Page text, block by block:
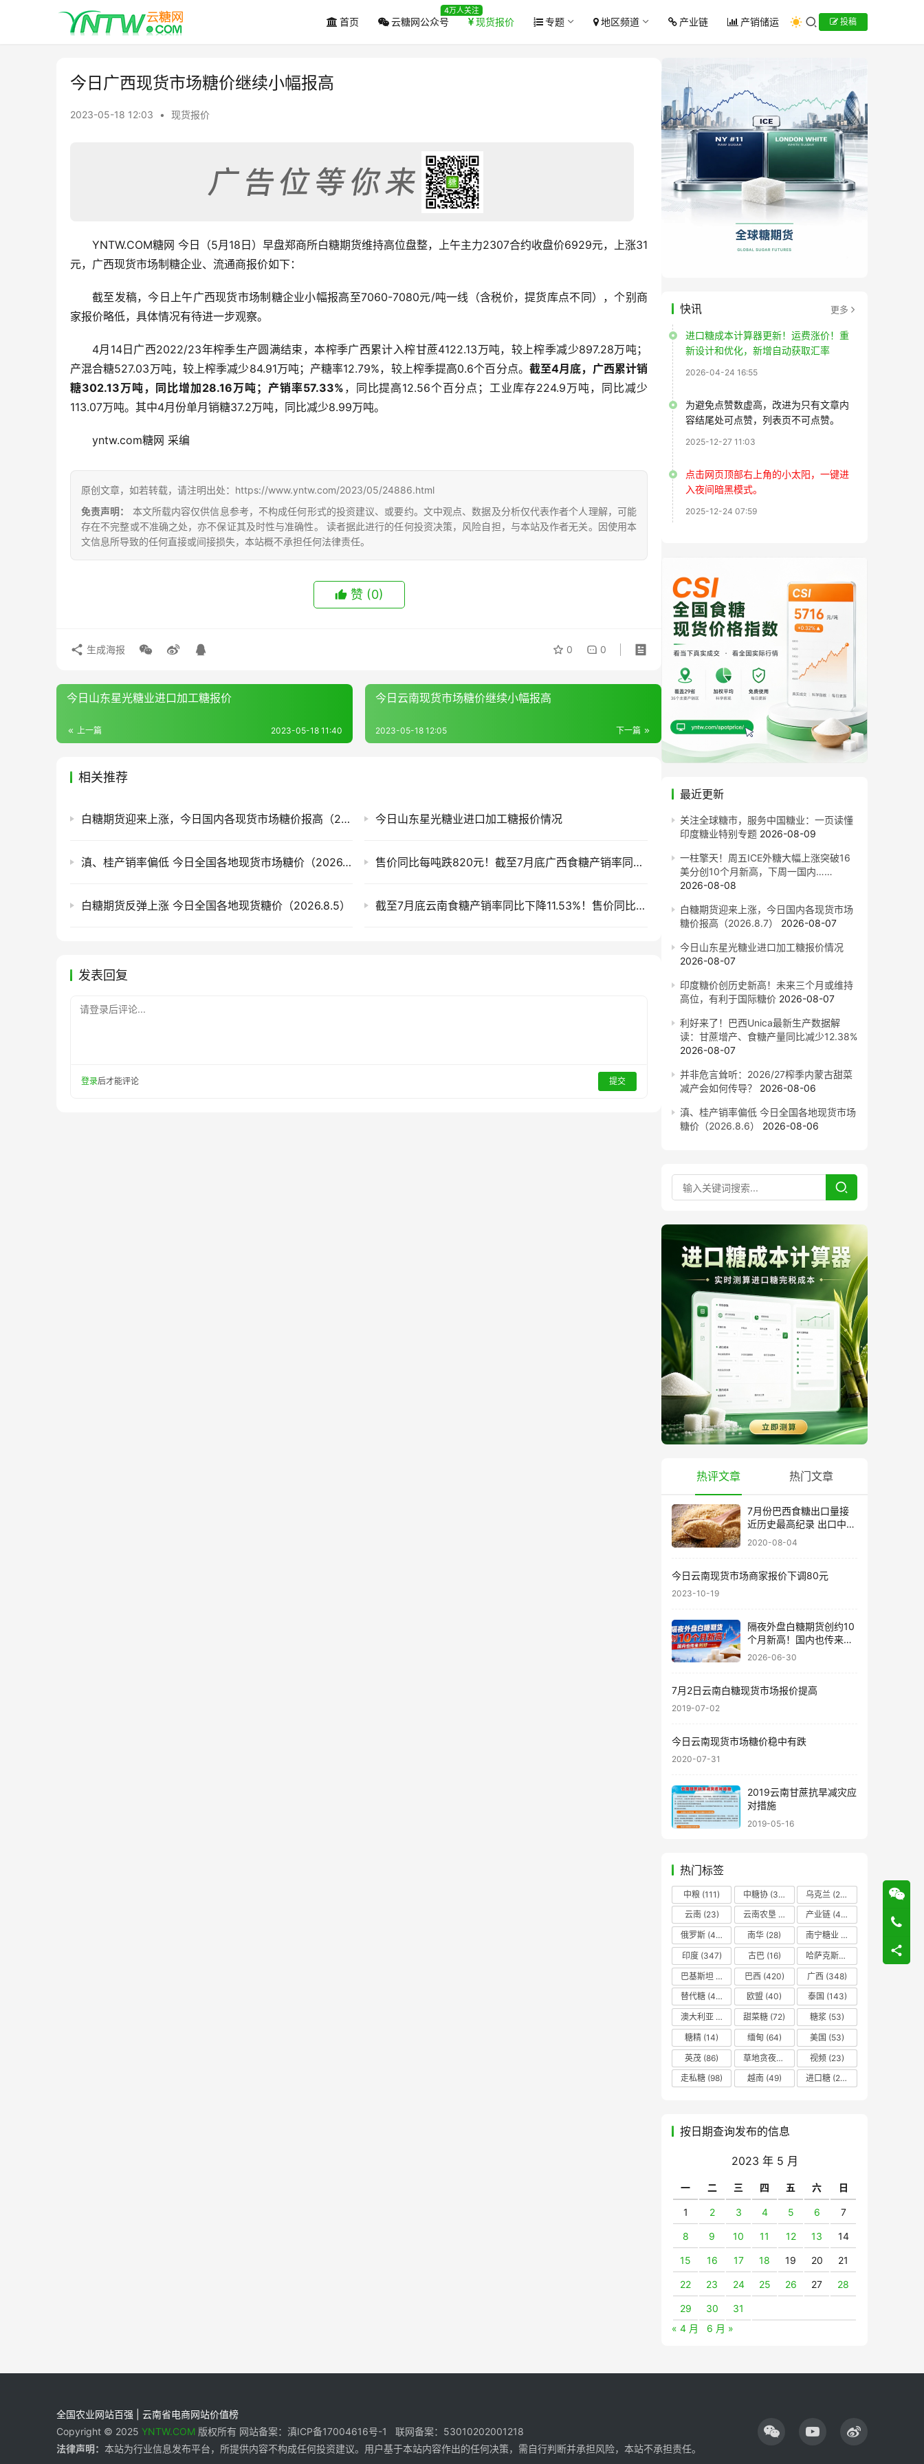
首页 云糖网公众号
4万人关注
现货报价 专题 地区频道 产业链 产销储运 投稿
今日广西现货市场糖价继续小幅报高
2023-05-18 12:03 • 现货报价
YNTW.COM糖网 今日（5月18日）早盘郑商所白糖期货维持高位盘整，上午主力2307合约收盘价6929元，上涨31
元，广西现货市场制糖企业、流通商报价如下：
截至发稿，今日上午广西现货市场制糖企业小幅报高至7060-7080元/吨一线（含税价，提货库点不同），个别商
家报价略低，具体情况有待进一步观察。
4月14日广西2022/23年榨季生产圆满结束，本榨季广西累计入榨甘蔗4122.13万吨，较上榨季减少897.28万吨；
产混合糖527.03万吨，较上榨季减少84.91万吨；产糖率12.79%，较上榨季提高0.6个百分点。 截至4月底，广西累计销
糖302.13万吨，同比增加28.16万吨；产销率57.33% ，同比提高12.56个百分点；工业库存224.9万吨，同比减少
113.07万吨。其中4月份单月销糖37.2万吨，同比减少8.99万吨。
yntw.com糖网 采编
原创文章，如若转载，请注明出处：https://www.yntw.com/2023/05/24886.html
免责声明：
本文所载内容仅供信息参考，不构成任何形式的投资建议、或要约。文中观点、数据及分析仅代表作者个人理解，可能
存在不完整或不准确之处，亦不保证其及时性与准确性。 读者据此进行的任何投资决策，风险自担，与本站及作者无关。因使用本
文信息所导致的任何直接或间接损失，本站概不承担任何法律责任。
赞 (0)
0 0
生成海报
今日山东星光糖业进口加工糖报价
上一篇 2023-05-18 11:40
今日云南现货市场糖价继续小幅报高
下一篇
2023-05-18 12:05
相关推荐
白糖期货迎来上涨，今日国内各现货市场糖价报高（2026.8.7） 今日山东星光糖业进口加工糖报价情况
滇、桂产销率偏低 今日全国各地现货市场糖价（2026.8.6） 售价同比每吨跌820元！截至7月底广西食糖产销率同比下降13.77%
白糖期货反弹上涨 今日全国各地现货糖价（2026.8.5） 截至7月底云南食糖产销率同比下降11.53%！售价同比下跌900元/吨
发表回复
请登录后评论...
登录后才能评论 提交
快讯 更多
进口糖成本计算器更新！运费涨价！重
新设计和优化，新增自动获取汇率
2026-04-24 16:55
为避免点赞数虚高，改进为只有文章内
容结尾处可点赞，列表页不可点赞。
2025-12-27 11:03
点击网页顶部右上角的小太阳，一键进
入夜间暗黑模式。
2025-12-24 07:59
最近更新
关注全球糖市，服务中国糖业：一页读懂
印度糖业特别专题 2026-08-09
一柱擎天！周五ICE外糖大幅上涨突破16
美分创10个月新高，下周一国内……
2026-08-08
白糖期货迎来上涨，今日国内各现货市场
糖价报高（2026.8.7）
2026-08-07
今日山东星光糖业进口加工糖报价情况
2026-08-07
印度糖价创历史新高！未来三个月或维持
高位，有利于国际糖价 2026-08-07
利好来了！巴西Unica最新生产数据解
读：甘蔗增产、食糖产量同比减少12.38%
2026-08-07
并非危言耸听：2026/27榨季内蒙古甜菜
减产会如何传导？
2026-08-06
滇、桂产销率偏低 今日全国各地现货市场
糖价（2026.8.6）
2026-08-06
热评文章 热门文章
7月份巴西食糖出口量接
近历史最高纪录 出口中国
超40万吨
2020-08-04
今日云南现货市场商家报价下调80元
2023-10-19
隔夜外盘白糖期货创约10
个月新高！国内也传来利
好……
2026-06-30
7月2日云南白糖现货市场报价提高
2019-07-02
今日云南现货市场糖价稳中有跌
2020-07-31
2019云南甘蔗抗旱减灾应
对措施
2019-05-16
热门标签
中粮 (111) 中糖协 (37) 乌克兰 (20)
云南(23) 云南农垦 产业链 (42)
俄罗斯 (43) 南华 (28) 南宁糖业
印度(347) 古巴(16) 哈萨克斯坦
巴基斯坦
巴西(420) 广西 (348)
替代糖 (48) 欧盟 (40) 泰国 (143)
澳大利亚
甜菜糖 (72) 糖浆 (53)
糖精 (14) 缅甸 (64) 美国 (53)
英茂 (86) 草地贪夜蛾 视频 (23)
走私糖 (98) 越南(49) 进口糖 (236)
按日期查询发布的信息
2023 年 5 月
一 二 三 四 五 六 日
1 2 3 4 5 6 7
8 9 10 11 12 13 14
15 16 17 18 19 20 21
22 23 24 25 26 27 28
29 30
31
« 4 月
6 月 »
全国农业网站百强 | 云南省电商网站价值榜
Copyright © 2025 YNTW.COM 版权所有 网站备案：滇ICP备17004616号-1 联网备案：53010202001218
法律声明： 本站为行业信息发布平台，所提供内容不构成任何投资建议。用户基于本站内容作出的任何决策，需自行判断并承担风险，本站不承担责任。